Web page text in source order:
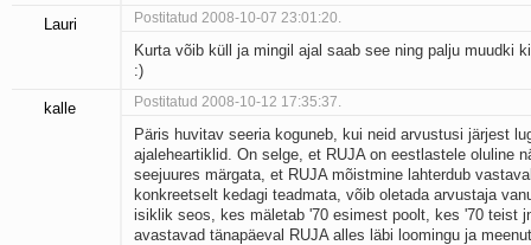
Lauri Postitatud 2008-10-07 23:01:20.
Kurta võib küll ja mingil ajal saab see ning palju muudki
:)
kalle Postitatud 2008-10-12 17:35:37.
Päris huvitav seeria koguneb, kui neid arvustusi järjest
ajaleheartiklid. On selge, et RUJA on eestlastele oluline
seejuures märgata, et RUJA mõistmine lahterdub
konkreetselt kedagi teadmata, võib oletada arvustaja
isiklik seos, kes mäletab '70 esimest poolt, kes '70 teist
avastavad tänapäeval RUJA alles läbi loomingu ja